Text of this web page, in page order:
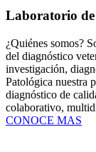
Laboratorio
¿Quiénes somos?
del diagnóstico
investigación,
Patológica nuestra
diagnóstico de
colaborativo,
CONOCE MAS